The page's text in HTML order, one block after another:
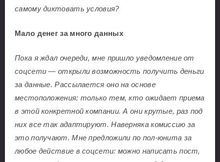
самому диктовать условия?
Мало денег за много данных
Пока я ждал очереди, мне пришло уведомление от
соцсети — открыли возможность получить деньги
за данные. Рассылается оно на основе
местоположения: только тем, кто ожидает приема
в этой конкретной компании. А они крутые, раз под
них все так адаптируют. Наверняка комиссию за
это получают. Мне предложили по пол-юнита за
любое действие в соцсети: можно написать пост,